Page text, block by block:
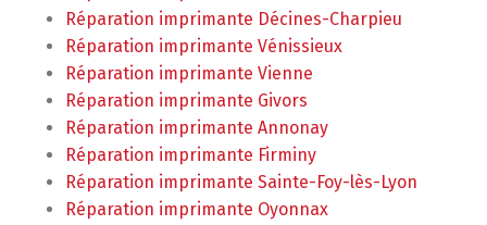
Réparation imprimante Décines-Charpieu
Réparation imprimante Vénissieux
Réparation imprimante Vienne
Réparation imprimante Givors
Réparation imprimante Annonay
Réparation imprimante Firminy
Réparation imprimante Sainte-Foy-lès-Lyon
Réparation imprimante Oyonnax